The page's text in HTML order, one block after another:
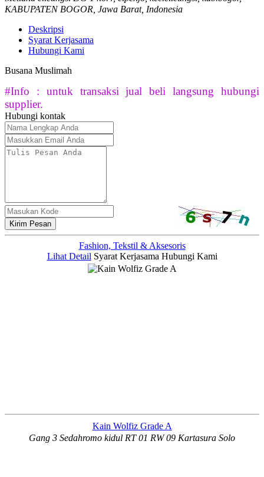
KABUPATEN BOGOR, Jawa Barat, Indonesia
Deskripsi
Syarat Kerjasama
Hubungi Kami
Busana Muslimah
#Info : untuk transaksi jual beli langsung hubungi
supplier.
Hubungi kontak
Kirim Pesan
Fashion, Tekstil & Aksesoris
Lihat Detail Syarat Kerjasama Hubungi Kami
Kain Wolfiz Grade A
Gang 3 Sedahromo kidul RT 01 RW 09 Kartasura Solo